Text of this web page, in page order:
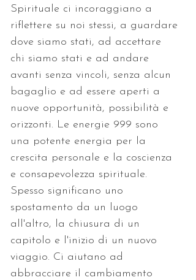
Spirituale ci incoraggiano a
riflettere su noi stessi, a guardare
dove siamo stati, ad accettare
chi siamo stati e ad andare
avanti senza vincoli, senza alcun
bagaglio e ad essere aperti a
nuove opportunità, possibilità e
orizzonti. Le energie 999 sono
una potente energia per la
crescita personale e la coscienza
e consapevolezza spirituale.
Spesso significano uno
spostamento da un luogo
all'altro, la chiusura di un
capitolo e l'inizio di un nuovo
viaggio. Ci aiutano ad
abbracciare il cambiamento